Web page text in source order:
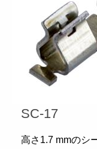
SC-17
高さ1.7 mmのシ